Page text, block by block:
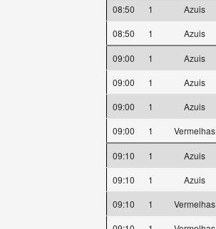
08:50
1 Azuis
08:50
1 Azuis
09:00 1 Azuis
09:00
1 Azuis
09:00
1 Azuis
09:00
1 Vermelhas
09:10 1 Azuis
09:10
1 Azuis
09:10
1 Vermelhas